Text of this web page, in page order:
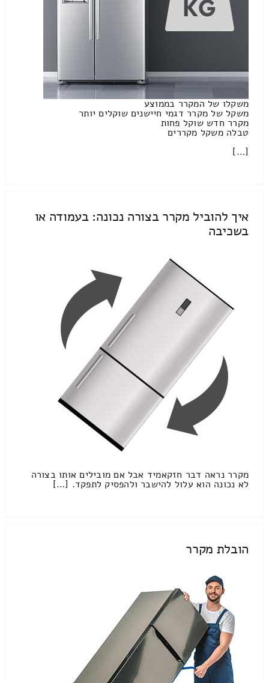
משקלו של המקרר בממוצע
משקל של מקרר דגמי חיישנים שוקלים יותר
מקרר חדש שוקל פחות
טבלה משקל מקררים
[…]
איך להוביל מקרר בצורה נכונה: בעמודה או
בשכיבה
מקרר נראה דבר חזקאמיד אבל אם מובילים אותו בצורה
לא נכונה הוא עלול להישבר ולהפסיק לתפקד. […]
הובלת מקרר